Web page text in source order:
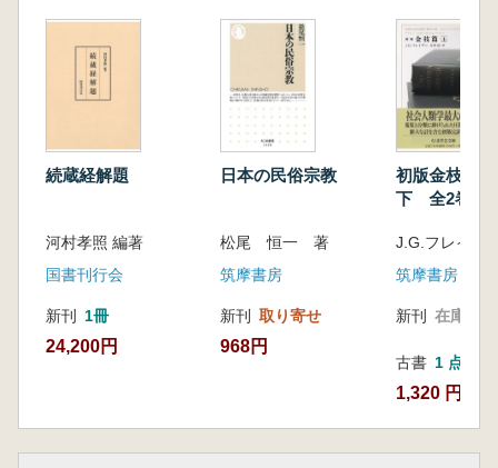
続蔵経解題
河村孝照 編著
国書刊行会
新刊 1冊
24,200円
日本の民俗宗教
松尾 恒一 著
筑摩書房
新刊 取り寄せ
968円
初版金枝篇
下 全2巻揃
筑摩書房
新刊 在庫なし
古書 1 点
1,320 円